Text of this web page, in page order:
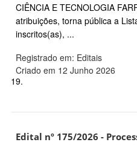
CIÊNCIA E TECNOLOGIA
atribuições, torna pública a
inscritos(as), ...
Registrado em: Editais
Criado em 12 Junho 2026
19.
Edital nº 175/2026 -